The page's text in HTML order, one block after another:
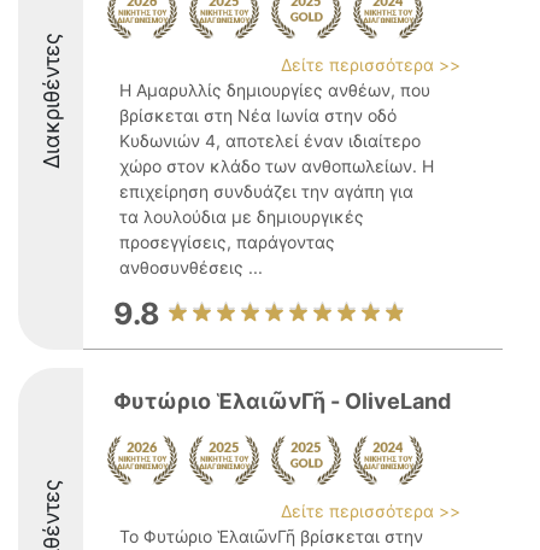
Διακριθέντες
Δείτε περισσότερα >>
Η Αμαρυλλίς δημιουργίες ανθέων, που
βρίσκεται στη Νέα Ιωνία στην οδό
Κυδωνιών 4, αποτελεί έναν ιδιαίτερο
χώρο στον κλάδο των ανθοπωλείων. Η
επιχείρηση συνδυάζει την αγάπη για
τα λουλούδια με δημιουργικές
προσεγγίσεις, παράγοντας
ανθοσυνθέσεις ...
9.8
Φυτώριο ἙλαιῶνΓῆ - OliveLand
Δείτε περισσότερα >>
Το Φυτώριο ἙλαιῶνΓῆ βρίσκεται στην